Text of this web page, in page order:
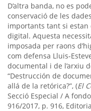
D’altra banda, no es
conservació de les
importants tant si
digital. Aquesta
imposada per raons
com defensa Lluis-
documental i de l’arxiu
“Destrucción de
allá de la retórica?”, (El
Secció Especial / A
916/2017, p. 916,